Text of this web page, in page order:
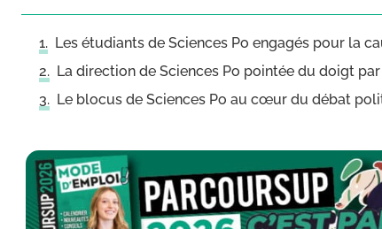
Les étudiants de Sciences Po engagés pour la
La direction de Sciences Po pointée du doigt
Le blocus de Sciences Po au cœur du débat